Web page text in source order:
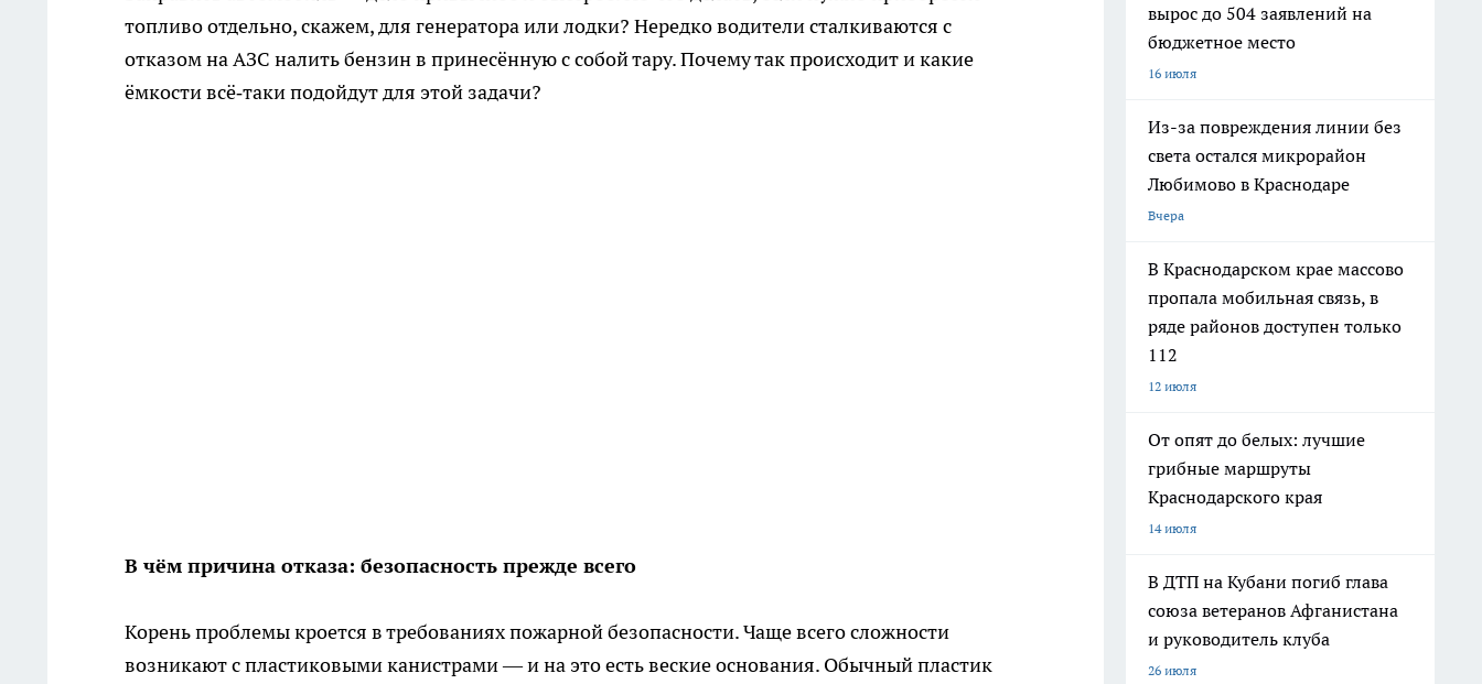
топливо отдельно, скажем, для генератора или лодки? Нередко водители сталкиваются с
отказом на АЗС налить бензин в принесённую с собой тару. Почему так происходит и какие
ёмкости всё‑таки подойдут для этой задачи?
В чём причина отказа: безопасность прежде всего
Корень проблемы кроется в требованиях пожарной безопасности. Чаще всего сложности
возникают с пластиковыми канистрами — и на это есть веские основания. Обычный пластик
вырос до 504 заявлений на
бюджетное место
16 июля
Из-за повреждения линии без
света остался микрорайон
Любимово в Краснодаре
Вчера
В Краснодарском крае массово
пропала мобильная связь, в
ряде районов доступен только
112
12 июля
От опят до белых: лучшие
грибные маршруты
Краснодарского края
14 июля
В ДТП на Кубани погиб глава
союза ветеранов Афганистана
и руководитель клуба
26 июля